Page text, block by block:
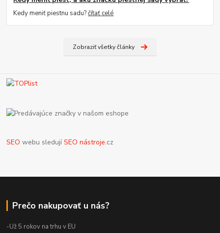
Kedy meniť piestnu sadu?čítať celé
Zobraziť všetky články
SEO webu sledujíSEO nástroje.cz
Prečo nakupovať u nás?
-Už 5 rokov na trhu v EU